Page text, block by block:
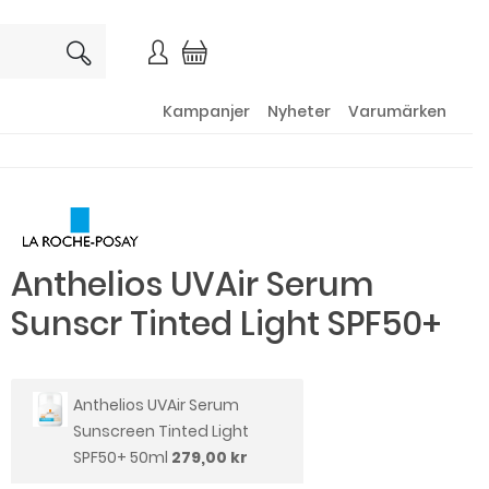
Kampanjer Nyheter Varumärken
Anthelios UVAir Serum
Sunscr Tinted Light SPF50+
Anthelios UVAir Serum
Sunscreen Tinted Light
SPF50+ 50ml 279,00 kr